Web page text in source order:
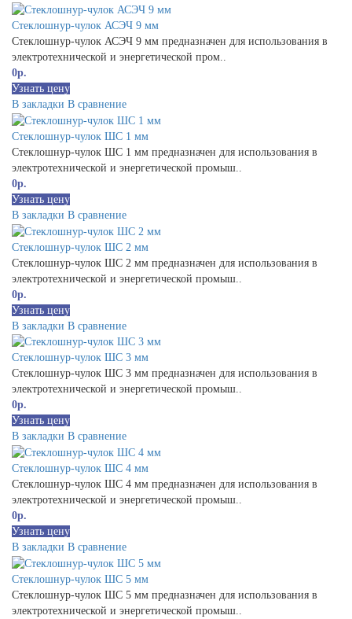
Стеклошнур-чулок АСЭЧ 9 мм
Стеклошнур-чулок АСЭЧ 9 мм предназначен для использования в
электротехнической и энергетической пром..
0р.
Узнать цену
В закладки В сравнение
Стеклошнур-чулок ШС 1 мм
Стеклошнур-чулок ШС 1 мм предназначен для использования в
электротехнической и энергетической промыш..
0р.
Узнать цену
В закладки В сравнение
Стеклошнур-чулок ШС 2 мм
Стеклошнур-чулок ШС 2 мм предназначен для использования в
электротехнической и энергетической промыш..
0р.
Узнать цену
В закладки В сравнение
Стеклошнур-чулок ШС 3 мм
Стеклошнур-чулок ШС 3 мм предназначен для использования в
электротехнической и энергетической промыш..
0р.
Узнать цену
В закладки В сравнение
Стеклошнур-чулок ШС 4 мм
Стеклошнур-чулок ШС 4 мм предназначен для использования в
электротехнической и энергетической промыш..
0р.
Узнать цену
В закладки В сравнение
Стеклошнур-чулок ШС 5 мм
Стеклошнур-чулок ШС 5 мм предназначен для использования в
электротехнической и энергетической промыш..